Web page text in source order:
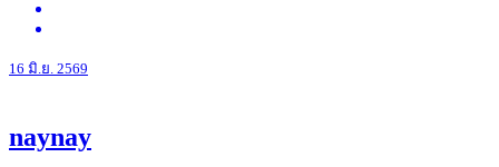
16 มิ.ย. 2569
naynay